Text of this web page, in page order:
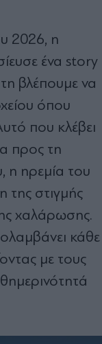
2026, η
ένα story
βλέπουμε να
όπου
που κλέβει
προς τη
η ηρεμία του
της στιγμής
χαλάρωσης.
κάθε
με τους